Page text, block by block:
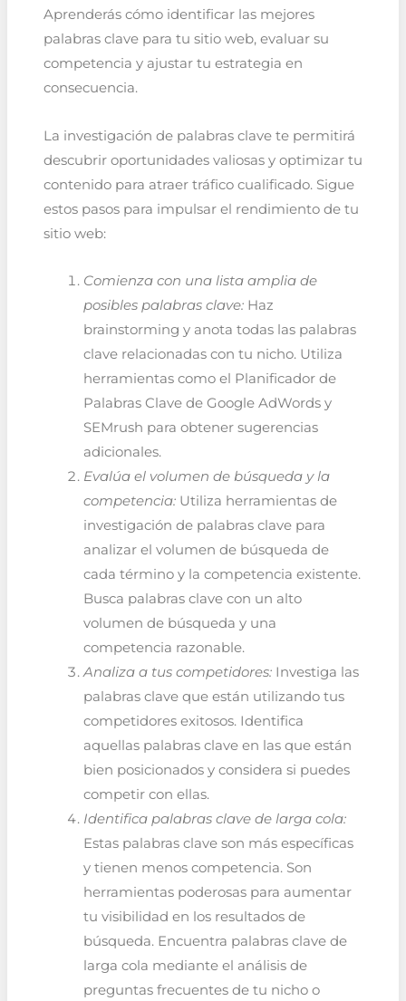
Aprenderás cómo identificar las mejores
palabras clave para tu sitio web, evaluar su
competencia y ajustar tu estrategia en
consecuencia.
La investigación de palabras clave te permitirá
descubrir oportunidades valiosas y optimizar tu
contenido para atraer tráfico cualificado. Sigue
estos pasos para impulsar el rendimiento de tu
sitio web:
Comienza con una lista amplia de
posibles palabras clave:Haz
brainstorming y anota todas las palabras
clave relacionadas con tu nicho. Utiliza
herramientas como el Planificador de
Palabras Clave de Google AdWords y
SEMrush para obtener sugerencias
adicionales.
Evalúa el volumen de búsqueda y la
competencia:Utiliza herramientas de
investigación de palabras clave para
analizar el volumen de búsqueda de
cada término y la competencia existente.
Busca palabras clave con un alto
volumen de búsqueda y una
competencia razonable.
Analiza a tus competidores:Investiga las
palabras clave que están utilizando tus
competidores exitosos. Identifica
aquellas palabras clave en las que están
bien posicionados y considera si puedes
competir con ellas.
Identifica palabras clave de larga cola:
Estas palabras clave son más específicas
y tienen menos competencia. Son
herramientas poderosas para aumentar
tu visibilidad en los resultados de
búsqueda. Encuentra palabras clave de
larga cola mediante el análisis de
preguntas frecuentes de tu nicho o